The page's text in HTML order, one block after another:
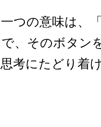
つの意味は、
、そのボタン
考にたどり着